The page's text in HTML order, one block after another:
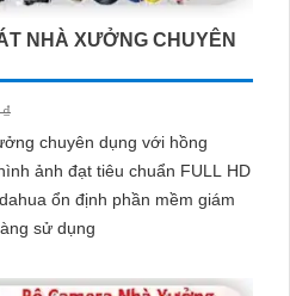
NHÀ XƯỞNG CHUYÊN
chuyên dụng với hồng
ảnh đạt tiêu chuẩn FULL HD
ổn định phần mềm giám
sử dụng